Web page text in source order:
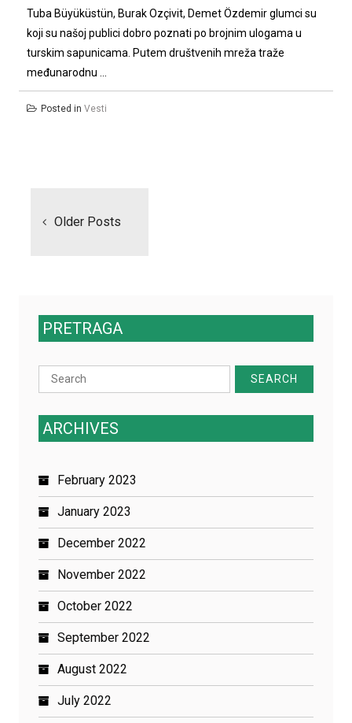
Tuba Büyüküstün, Burak Ozçivit, Demet Özdemir glumci su
koji su našoj publici dobro poznati po brojnim ulogama u
turskim sapunicama. Putem društvenih mreža traže
međunarodnu ...
Posted in Vesti
Older Posts
PRETRAGA
Search
for:
ARCHIVES
February 2023
January 2023
December 2022
November 2022
October 2022
September 2022
August 2022
July 2022